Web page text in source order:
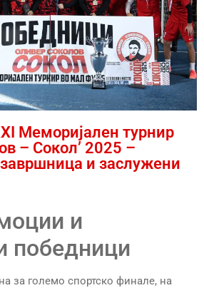
Меморијален турнир
– Сокол’ 2025 –
и заслужени
и
победници
за големо спортско финале, на